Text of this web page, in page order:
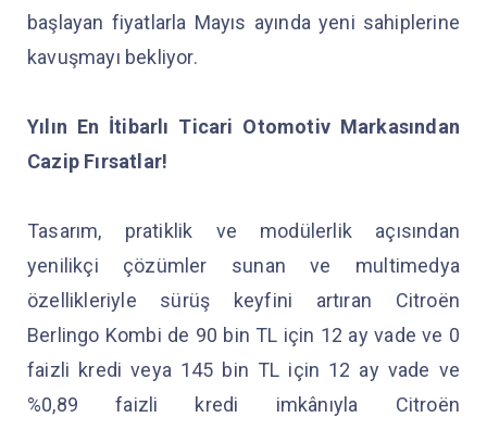
başlayan fiyatlarla Mayıs ayında yeni sahiplerine
kavuşmayı bekliyor.
Yılın En İtibarlı Ticari Otomotiv Markasından
Cazip Fırsatlar!
Tasarım, pratiklik ve modülerlik açısından
yenilikçi çözümler sunan ve multimedya
özellikleriyle sürüş keyfini artıran Citroën
Berlingo Kombi de 90 bin TL için 12 ay vade ve 0
faizli kredi veya 145 bin TL için 12 ay vade ve
%0,89 faizli kredi imkânıyla Citroën